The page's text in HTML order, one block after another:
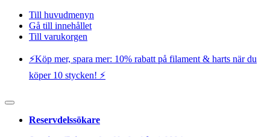
Till huvudmenyn
Gå till innehållet
Till varukorgen
⚡️Köp mer, spara mer: 10% rabatt på filament & harts när du
köper 10 stycken! ⚡️
Reservdelssökare